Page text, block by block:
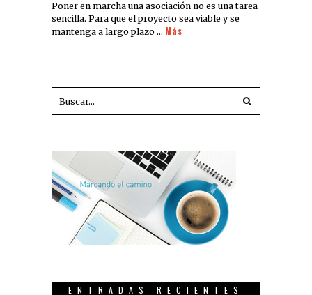
Poner en marcha una asociación no es una tarea
sencilla. Para que el proyecto sea viable y se
mantenga a largo plazo … Más
ENTRADAS RECIENTES